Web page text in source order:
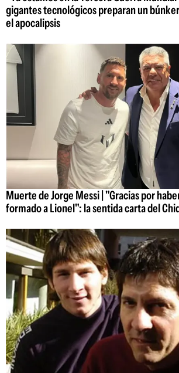
gigantes tecnológicos preparan un
el apocalipsis
Muerte de Jorge Messi | "Gracias por
formado a Lionel": la sentida carta del